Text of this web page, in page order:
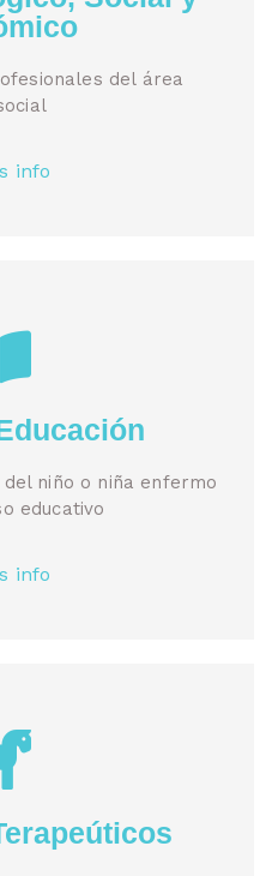
del área
info
niño o niña enfermo
educativo
info